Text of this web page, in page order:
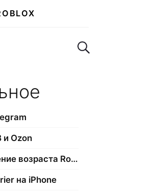
Поиск по сайту
и Ozon
Подтверждение возраста Roblox
на iPhone